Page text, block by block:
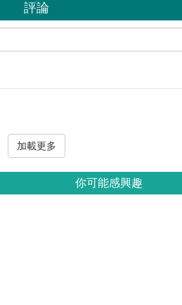
評論
加載更多
你可能感興趣